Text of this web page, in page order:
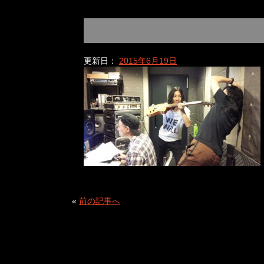
更新日： 2015年6月19日
« 前の記事へ